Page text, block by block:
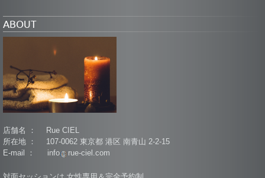
ABOUT
店舗名 ： Rue CIEL
所在地 ： 107-0062 東京都 港区 南青山 2-2-15
E-mail ： info
rue-ciel.com